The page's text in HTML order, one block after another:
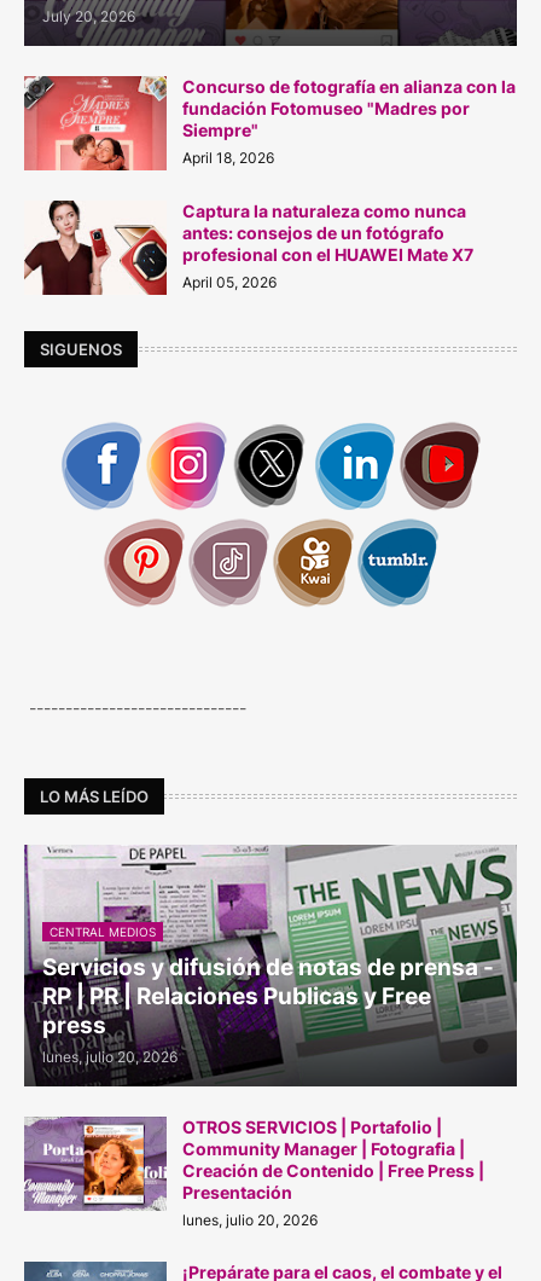
July 20, 2026
Concurso de fotografía en alianza con la
fundación Fotomuseo "Madres por
Siempre"
April 18, 2026
Captura la naturaleza como nunca
antes: consejos de un fotógrafo
profesional con el HUAWEI Mate X7
April 05, 2026
SIGUENOS
------------------------------
LO MÁS LEÍDO
CENTRAL MEDIOS
Servicios y difusión de notas de prensa -
RP | PR | Relaciones Publicas y Free
press
lunes, julio 20, 2026
OTROS SERVICIOS | Portafolio |
Community Manager | Fotografia |
Creación de Contenido | Free Press |
Presentación
lunes, julio 20, 2026
¡Prepárate para el caos, el combate y el